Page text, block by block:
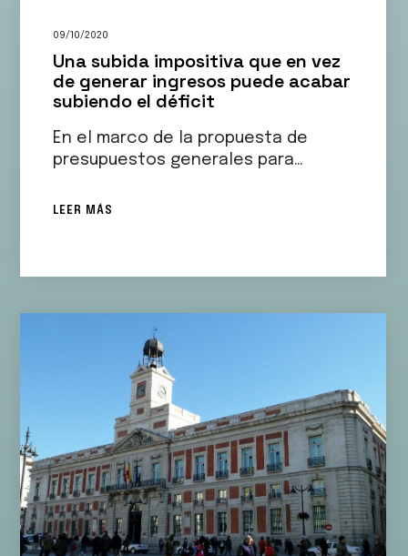
09/10/2020
Una subida impositiva que en vez
de generar ingresos puede acabar
subiendo el déficit
En el marco de la propuesta de
presupuestos generales para…
LEER MÁS